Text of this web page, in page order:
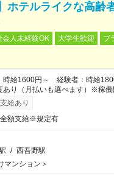
ホテルライクな高齢
会人未経験OK 大学生歓迎
ブ
時給1600円～ 経験者：時給
あり（月払いも選べます）※稼働
払いとなります。
給あり
額支給※規定有
/ 西吾野駅
マンション＞